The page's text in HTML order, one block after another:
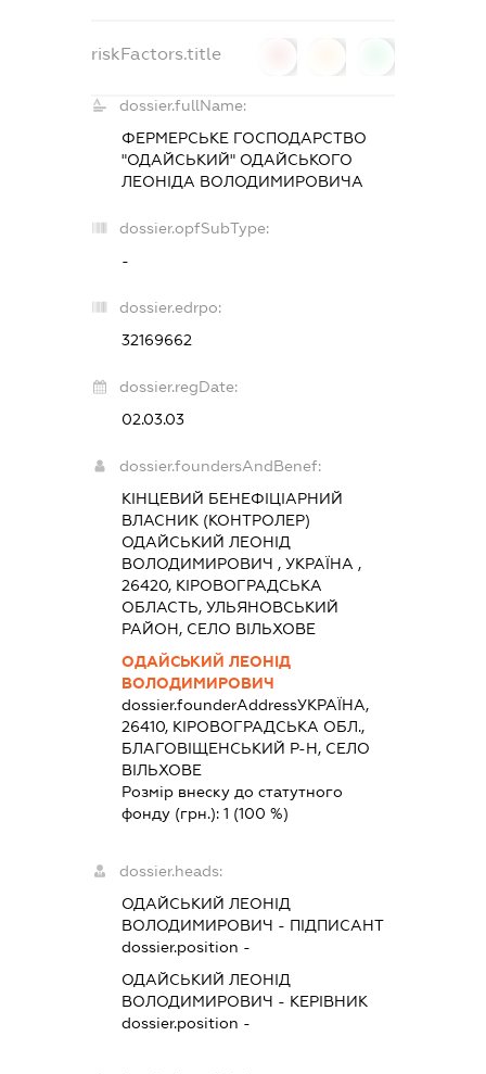
riskFactors.title
dossier.fullName:
ФЕРМЕРСЬКЕ ГОСПОДАРСТВО
"ОДАЙСЬКИЙ" ОДАЙСЬКОГО
ЛЕОНІДА ВОЛОДИМИРОВИЧА
dossier.opfSubType:
-
dossier.edrpo:
32169662
dossier.regDate:
02.03.03
dossier.foundersAndBenef:
КІНЦЕВИЙ БЕНЕФІЦІАРНИЙ
ВЛАСНИК (КОНТРОЛЕР)
ОДАЙСЬКИЙ ЛЕОНІД
ВОЛОДИМИРОВИЧ , УКРАЇНА ,
26420, КІРОВОГРАДСЬКА
ОБЛАСТЬ, УЛЬЯНОВСЬКИЙ
РАЙОН, СЕЛО ВІЛЬХОВЕ
ОДАЙСЬКИЙ ЛЕОНІД
ВОЛОДИМИРОВИЧ
dossier.founderAddressУКРАЇНА,
26410, КІРОВОГРАДСЬКА ОБЛ.,
БЛАГОВІЩЕНСЬКИЙ Р-Н, СЕЛО
ВІЛЬХОВЕ
Розмір внеску до статутного
фонду (грн.):1 (100 %)
dossier.heads:
ОДАЙСЬКИЙ ЛЕОНІД
ВОЛОДИМИРОВИЧ - ПІДПИСАНТ
dossier.position -
ОДАЙСЬКИЙ ЛЕОНІД
ВОЛОДИМИРОВИЧ - КЕРІВНИК
dossier.position -